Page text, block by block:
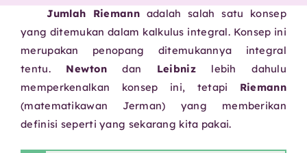
Jumlah Riemannadalah salah satu konsep
yang ditemukan dalam kalkulus integral. Konsep ini
merupakan penopang ditemukannya integral
tentu. Newton dan Leibnizlebih dahulu
memperkenalkan konsep ini, tetapi Riemann
(matematikawan Jerman) yang memberikan
definisi seperti yang sekarang kita pakai.